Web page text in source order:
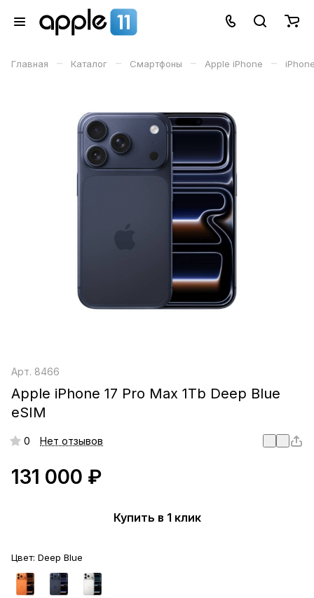
Главная – Каталог – Смартфоны – Apple iPhone –
Арт. 8466
Apple iPhone 17 Pro Max 1Tb Deep Blue
eSIM
0 Нет отзывов
131 000 ₽
Купить в 1 клик
Цвет: Deep Blue